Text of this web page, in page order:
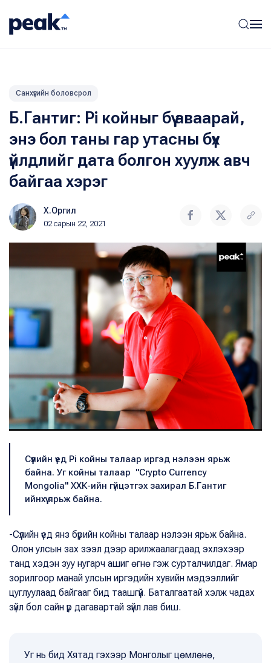
Санхүүгийн боловсрол
Б.Гантиг: Pi койныг бүү аваарай,
энэ бол таны гар утасны бүх
үйлдлийг дата болгон хуулж авч
байгаа хэрэг
Х.Оргил
02 сарын 22, 2021
Сүүлийн үед Pi койны талаар иргэд нэлээн ярьж
байна. Уг койны талаар "Crypto Currency
Mongolia" ХХК-ийн гүйцэтгэх захирал Б.Гантиг
ийнхүү ярьж байна.
-Сүүлийн үед янз бүрийн койны талаар нэлээн ярьж байна.
Олон улсын зах зээл дээр арилжаалагдаад эхлэхээр
танд хэдэн зуу нугарч ашиг өгнө гэж сурталчилдаг. Ямар
зорилгоор манай улсын иргэдийн хувийн мэдээллийг
цуглуулаад байгааг бид таашгүй. Баталгаатай хэлж чадах
зүйл бол сайн үр дагавартай зүйл лав биш.
Уг нь бид Хятад гэхээр Монголыг цөмлөнө,